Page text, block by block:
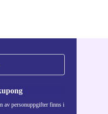
av personuppgifter finns i